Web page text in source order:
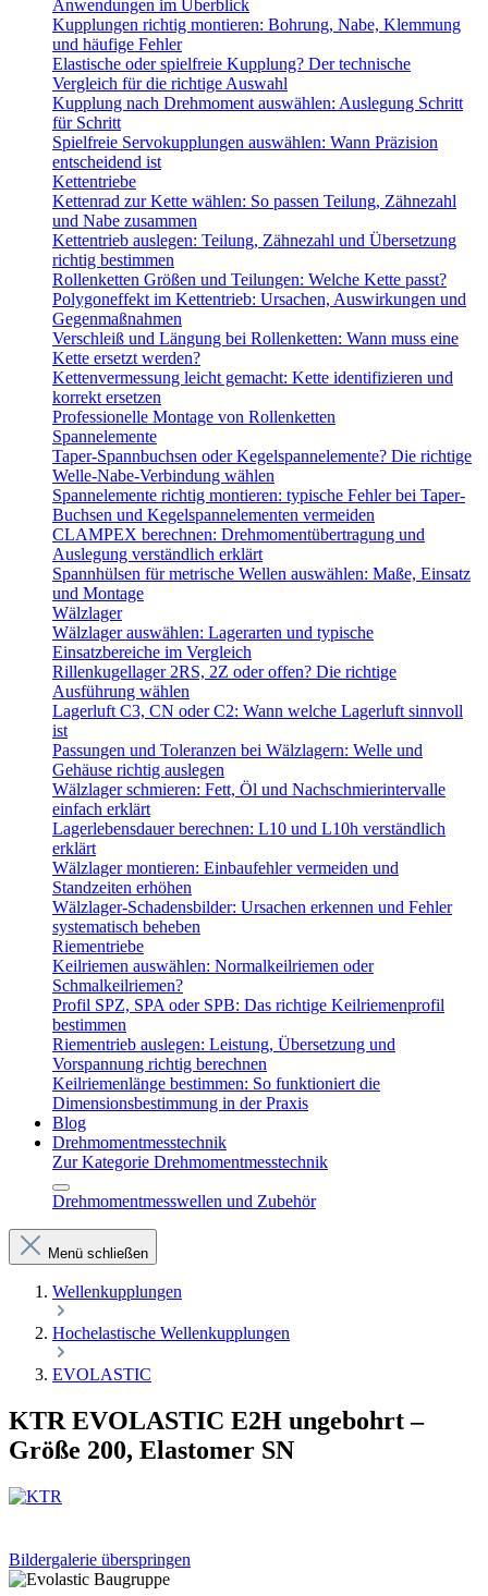
Anwendungen im Überblick
Kupplungen richtig montieren: Bohrung, Nabe, Klemmung
und häufige Fehler
Elastische oder spielfreie Kupplung? Der technische
Vergleich für die richtige Auswahl
Kupplung nach Drehmoment auswählen: Auslegung Schritt
für Schritt
Spielfreie Servokupplungen auswählen: Wann Präzision
entscheidend ist
Kettentriebe
Kettenrad zur Kette wählen: So passen Teilung, Zähnezahl
und Nabe zusammen
Kettentrieb auslegen: Teilung, Zähnezahl und Übersetzung
richtig bestimmen
Rollenketten Größen und Teilungen: Welche Kette passt?
Polygoneffekt im Kettentrieb: Ursachen, Auswirkungen und
Gegenmaßnahmen
Verschleiß und Längung bei Rollenketten: Wann muss eine
Kette ersetzt werden?
Kettenvermessung leicht gemacht: Kette identifizieren und
korrekt ersetzen
Professionelle Montage von Rollenketten
Spannelemente
Taper-Spannbuchsen oder Kegelspannelemente? Die richtige
Welle-Nabe-Verbindung wählen
Spannelemente richtig montieren: typische Fehler bei Taper-
Buchsen und Kegelspannelementen vermeiden
CLAMPEX berechnen: Drehmomentübertragung und
Auslegung verständlich erklärt
Spannhülsen für metrische Wellen auswählen: Maße, Einsatz
und Montage
Wälzlager
Wälzlager auswählen: Lagerarten und typische
Einsatzbereiche im Vergleich
Rillenkugellager 2RS, 2Z oder offen? Die richtige
Ausführung wählen
Lagerluft C3, CN oder C2: Wann welche Lagerluft sinnvoll
ist
Passungen und Toleranzen bei Wälzlagern: Welle und
Gehäuse richtig auslegen
Wälzlager schmieren: Fett, Öl und Nachschmierintervalle
einfach erklärt
Lagerlebensdauer berechnen: L10 und L10h verständlich
erklärt
Wälzlager montieren: Einbaufehler vermeiden und
Standzeiten erhöhen
Wälzlager-Schadensbilder: Ursachen erkennen und Fehler
systematisch beheben
Riementriebe
Keilriemen auswählen: Normalkeilriemen oder
Schmalkeilriemen?
Profil SPZ, SPA oder SPB: Das richtige Keilriemenprofil
bestimmen
Riementrieb auslegen: Leistung, Übersetzung und
Vorspannung richtig berechnen
Keilriemenlänge bestimmen: So funktioniert die
Dimensionsbestimmung in der Praxis
Blog
Drehmomentmesstechnik
Zur Kategorie Drehmomentmesstechnik
Drehmomentmesswellen und Zubehör
Menü schließen
Wellenkupplungen
Hochelastische Wellenkupplungen
EVOLASTIC
KTR EVOLASTIC E2H ungebohrt –
Größe 200, Elastomer SN
Bildergalerie überspringen